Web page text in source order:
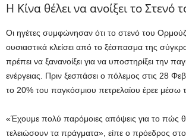
Η Κίνα θέλει να ανοίξει το Στενό
Οι ηγέτες συμφώνησαν ότι το στενό του
ουσιαστικά κλείσει από το ξέσπασμα της
πρέπει να ξανανοίξει για να υποστηρίξει την
ενέργειας. Πριν ξεσπάσει ο πόλεμος στις 28
το 20% του παγκόσμιου πετρελαίου έρεε μέσω
«Έχουμε πολύ παρόμοιες απόψεις για το πώς
τελειώσουν τα πράγματα», είπε ο πρόεδρος